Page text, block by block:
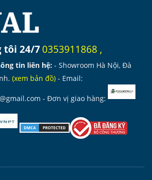
tôi 24/70353911868 ,
tin liên hệ: - Showroom Hà Nội, Đà
(xem bản đồ) - Email:
- Đơn vị giao hàng: